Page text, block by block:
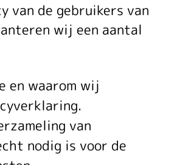
van de gebruikers van
wij een aantal
en waarom wij
van
nodig is voor de